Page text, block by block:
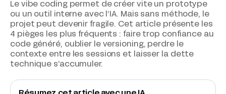
Le vibe coding permet de créer vite un prototype
ou un outil interne avec l’IA. Mais sans méthode, le
projet peut devenir fragile. Cet article présente les
4 pièges les plus fréquents : faire trop confiance au
code généré, oublier le versioning, perdre le
contexte entre les sessions et laisser la dette
technique s’accumuler.